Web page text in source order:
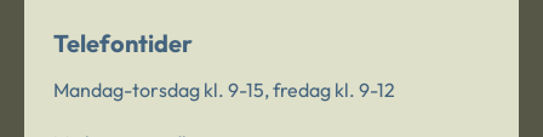
Telefontider
Mandag-torsdag kl. 9-15, fredag kl. 9-12